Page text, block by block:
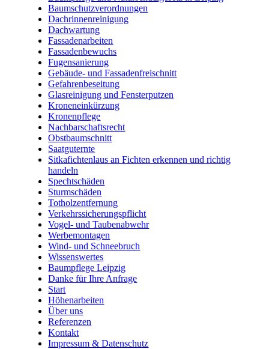
Baumschutzverordnungen
Dachrinnenreinigung
Dachwartung
Fassadenarbeiten
Fassadenbewuchs
Fugensanierung
Gebäude- und Fassadenfreischnitt
Gefahrenbeseitung
Glasreinigung und Fensterputzen
Kroneneinkürzung
Kronenpflege
Nachbarschaftsrecht
Obstbaumschnitt
Saatguternte
Sitkafichtenlaus an Fichten erkennen und richtig
handeln
Spechtschäden
Sturmschäden
Totholzentfernung
Verkehrssicherungspflicht
Vogel- und Taubenabwehr
Werbemontagen
Wind- und Schneebruch
Wissenswertes
Baumpflege Leipzig
Danke für Ihre Anfrage
Start
Höhenarbeiten
Über uns
Referenzen
Kontakt
Impressum & Datenschutz